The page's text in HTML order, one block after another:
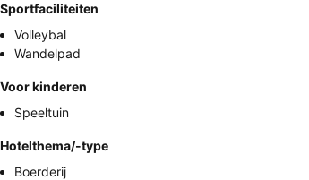
Sportfaciliteiten
Volleybal
Wandelpad
Voor kinderen
Speeltuin
Hotelthema/-type
Boerderij